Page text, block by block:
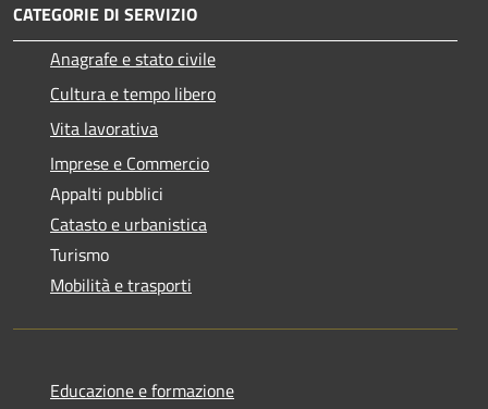
CATEGORIE DI SERVIZIO
Anagrafe e stato civile
Cultura e tempo libero
Vita lavorativa
Imprese e Commercio
Appalti pubblici
Catasto e urbanistica
Turismo
Mobilità e trasporti
Educazione e formazione